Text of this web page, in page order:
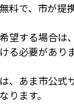
料で、市が提
望する場合は
る必要がありま
、あま市公式
ります。